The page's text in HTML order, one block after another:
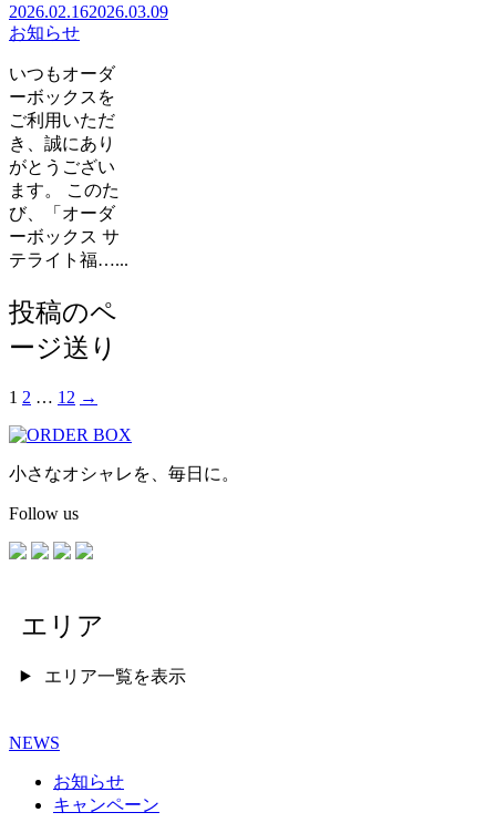
2026.02.162026.03.09
お知らせ
いつもオーダ
ーボックスを
ご利用いただ
き、誠にあり
がとうござい
ます。 このた
び、「オーダ
ーボックス サ
テライト福…...
投稿のペ
ージ送り
1 2 … 12 →
小さなオシャレを、毎日に。
Follow us
エリア
エリア一覧を表示
NEWS
お知らせ
キャンペーン